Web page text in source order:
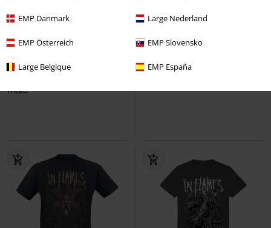
EMP Danmark Large Nederland
EMP Österreich EMP Slovensko
Large Belgique EMP España
Takmer vypredané
Od € 19,99
Tričko
€ 16,99